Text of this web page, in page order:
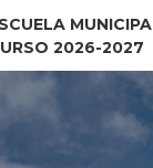
2026-2027